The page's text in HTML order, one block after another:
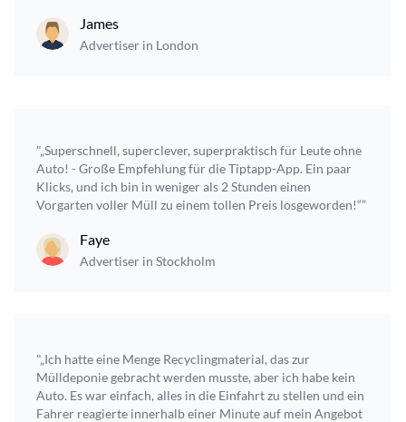
James
Advertiser in London
"„Superschnell, superclever, superpraktisch für Leute ohne
Auto! - Große Empfehlung für die Tiptapp-App. Ein paar
Klicks, und ich bin in weniger als 2 Stunden einen
Vorgarten voller Müll zu einem tollen Preis losgeworden!“”
Faye
Advertiser in Stockholm
"„Ich hatte eine Menge Recyclingmaterial, das zur
Mülldeponie gebracht werden musste, aber ich habe kein
Auto. Es war einfach, alles in die Einfahrt zu stellen und ein
Fahrer reagierte innerhalb einer Minute auf mein Angebot